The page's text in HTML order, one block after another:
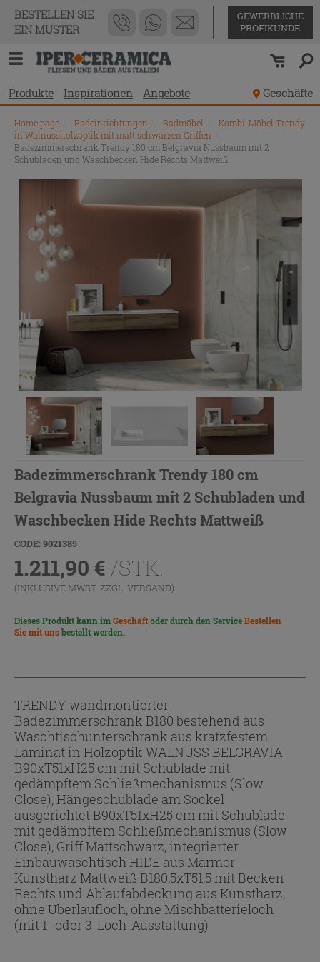
BESTELLEN SIE
EIN MUSTER
GEWERBLICHE
PROFIKUNDE
Produkte Inspirationen Angebote Geschäfte
Home page Badeinrichtungen Badmöbel
Kombi-Möbel Trendy
in Walnussholzoptik mit matt schwarzen Griffen
Badezimmerschrank Trendy 180 cm Belgravia Nussbaum mit 2
Schubladen und Waschbecken Hide Rechts Mattweiß
Badezimmerschrank Trendy 180 cm
Belgravia Nussbaum mit 2 Schubladen und
Waschbecken Hide Rechts Mattweiß
CODE: 9021385
1.211,90 € /STK.
(INKLUSIVE MWST. ZZGL. VERSAND)
Dieses Produkt kann imGeschäftoder durch den ServiceBestellen
Sie mit unsbestellt werden.
TRENDY wandmontierter
Badezimmerschrank B180 bestehend aus
Waschtischunterschrank aus kratzfestem
Laminat in Holzoptik WALNUSS BELGRAVIA
B90xT51xH25 cm mit Schublade mit
gedämpftem Schließmechanismus (Slow
Close), Hängeschublade am Sockel
ausgerichtet B90xT51xH25 cm mit Schublade
mit gedämpftem Schließmechanismus (Slow
Close), Griff Mattschwarz, integrierter
Einbauwaschtisch HIDE aus Marmor-
Kunstharz Mattweiß B180,5xT51,5 mit Becken
Rechts und Ablaufabdeckung aus Kunstharz,
ohne Überlaufloch, ohne Mischbatterieloch
(mit 1- oder 3-Loch-Ausstattung)